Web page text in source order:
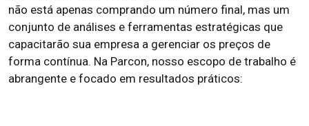
não está apenas comprando um número final, mas um
conjunto de análises e ferramentas estratégicas que
capacitarão sua empresa a gerenciar os preços de
forma contínua. Na Parcon, nosso escopo de trabalho é
abrangente e focado em resultados práticos: